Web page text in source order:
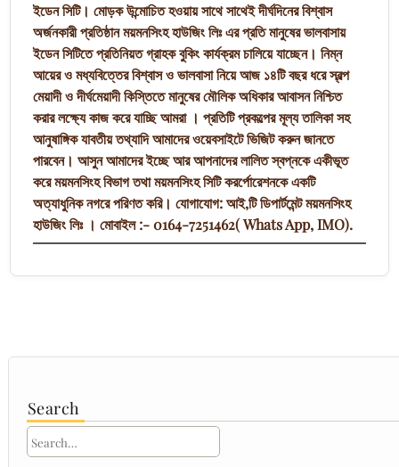
ইডেন সিটি। মোড়ক উন্মোচিত হওয়ায় সাথে সাথেই দীর্ঘদিনের বিশ্বাস
অর্জনকারী প্রতিষ্ঠান ময়মনসিংহ হাউজিং লিঃ এর প্রতি মানুষের ভালবাসায়
ইডেন সিটিতে প্রতিনিয়ত গ্রাহক বুকিং কার্যক্রম চালিয়ে যাচ্ছেন। নিম্ন
আয়ের ও মধ্যবিত্তের বিশ্বাস ও ভালবাসা নিয়ে আজ ১৪টি বছর ধরে স্বল্প
মেয়াদী ও দীর্ঘমেয়াদী কিস্তিতে মানুষের মৌলিক অধিকার আবাসন নিশ্চিত
করার লক্ষ্যে কাজ করে যাচ্ছি আমরা । প্রতিটি প্রকল্পের মূল্য তালিকা সহ
আনুষাঙ্গিক যাবতীয় তথ্যাদি আমাদের ওয়েবসাইটে ভিজিট করুন জানতে
পারবেন। আসুন আমাদের ইচ্ছে আর আপনাদের লালিত স্বপ্নকে একীভূত
করে ময়মনসিংহ বিভাগ তথা ময়মনসিংহ সিটি করর্পোরেশনকে একটি
অত্যাধুনিক নগরে পরিণত করি। যোগাযোগ: আই,টি ডিপার্টমেন্ট ময়মনসিংহ
হাউজিং লিঃ । মোবাইল :- 0164-7251462( Whats App, IMO).
Search